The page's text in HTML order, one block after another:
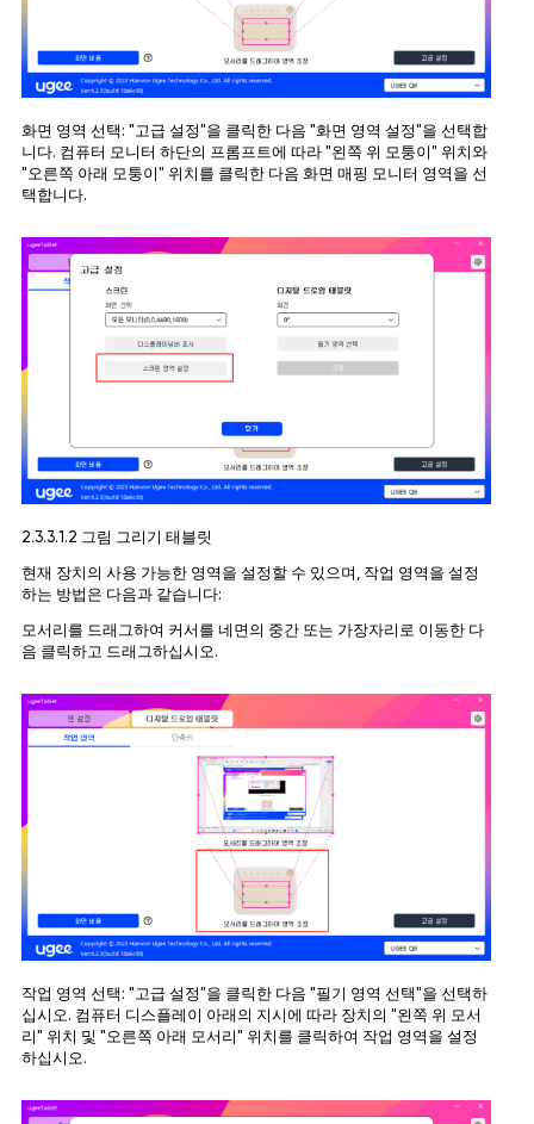
화면 영역 선택: "고급 설정"을 클릭한 다음 "화면 영역 설정"을 선택합
니다. 컴퓨터 모니터 하단의 프롬프트에 따라 "왼쪽 위 모퉁이" 위치와
"오른쪽 아래 모퉁이" 위치를 클릭한 다음 화면 매핑 모니터 영역을 선
택합니다.
2.3.3.1.2 그림 그리기 태블릿
현재 장치의 사용 가능한 영역을 설정할 수 있으며, 작업 영역을 설정
하는 방법은 다음과 같습니다:
모서리를 드래그하여 커서를 네면의 중간 또는 가장자리로 이동한 다
음 클릭하고 드래그하십시오.
작업 영역 선택: "고급 설정"을 클릭한 다음 "필기 영역 선택"을 선택하
십시오. 컴퓨터 디스플레이 아래의 지시에 따라 장치의 "왼쪽 위 모서
리" 위치 및 "오른쪽 아래 모서리" 위치를 클릭하여 작업 영역을 설정
하십시오.